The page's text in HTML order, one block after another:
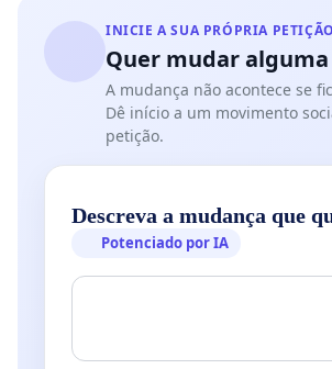
INICIE A SUA PRÓPRIA PETIÇÃO
Quer mudar alguma
A mudança não acontece se
Dê início a um movimento
petição.
Descreva a mudança que
Potenciado por IA